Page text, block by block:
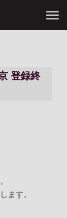
登録終
ます。